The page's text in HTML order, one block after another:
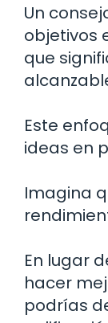
Un
objetivos
que
Este
ideas en
Imagina
En lugar
hacer
podrías